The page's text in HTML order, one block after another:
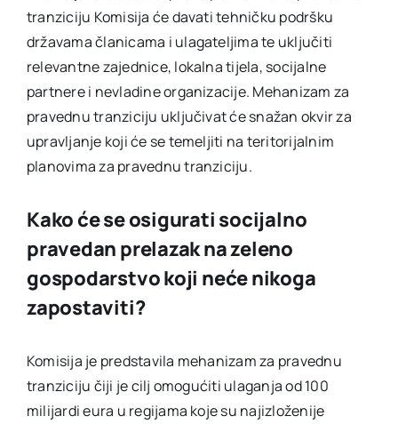
tranziciju Komisija će davati tehničku podršku
državama članicama i ulagateljima te uključiti
relevantne zajednice, lokalna tijela, socijalne
partnere i nevladine organizacije. Mehanizam za
pravednu tranziciju uključivat će snažan okvir za
upravljanje koji će se temeljiti na teritorijalnim
planovima za pravednu tranziciju.
Kako će se osigurati socijalno
pravedan prelazak na zeleno
gospodarstvo koji neće nikoga
zapostaviti?
Komisija je predstavila mehanizam za pravednu
tranziciju čiji je cilj omogućiti ulaganja od 100
milijardi eura u regijama koje su najizloženije